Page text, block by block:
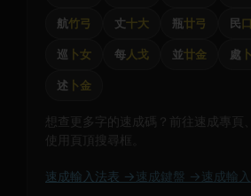
航竹弓 丈十大 瓶廿弓 民
巡 卜女 每人戈 並廿金 處
述 卜金
想查更多字的速成碼？前往速成專頁
使用頁頂搜尋框。
速成輸入法表 → 速成鍵盤 → 速成輸